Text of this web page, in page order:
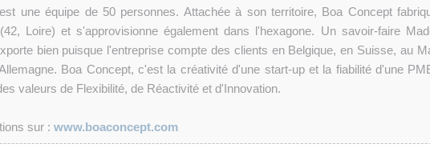
une équipe de 50 personnes. Attachée à son territoire, Boa Concept
Loire) et s'approvisionne également dans l'hexagone. Un savoir-faire
bien puisque l'entreprise compte des clients en Belgique, en Suisse, au
Boa Concept, c'est la créativité d'une start-up et la fiabilité d'une
valeurs de Flexibilité, de Réactivité et d'Innovation.
sur : www.boaconcept.com